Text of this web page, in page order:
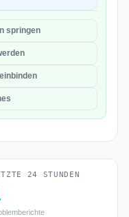
springen
24 STUNDEN